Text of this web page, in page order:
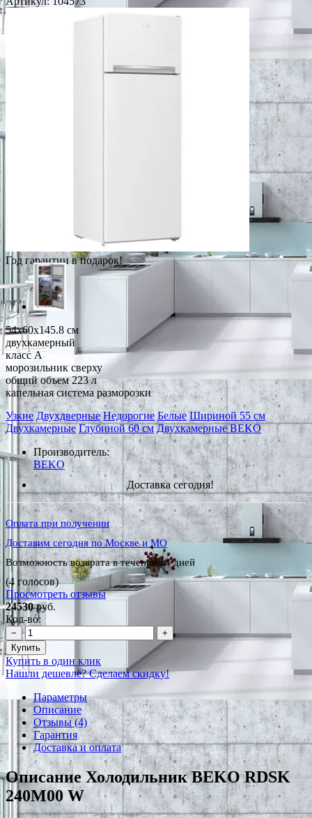
Год гарантии в подарок!
54x60x145.8 см
двухкамерный
класс A
морозильник сверху
общий объем 223 л
капельная система разморозки
Узкие Двухдверные Недорогие Белые Шириной 55 см
Двухкамерные Глубиной 60 см Двухкамерные BEKO
Производитель:
BEKO
Доставка сегодня!
Оплата при получении
Доставим сегодня по Москве и МО
Возможность возврата в течение 14 дней
(4 голосов)
Просмотреть отзывы
24530руб.
Кол-во:
−
+
Купить
Купить в один клик
Нашли дешевле? Сделаем скидку!
Параметры
Описание
Отзывы (4)
Гарантия
Доставка и оплата
Описание Холодильник BEKO RDSK
240M00 W